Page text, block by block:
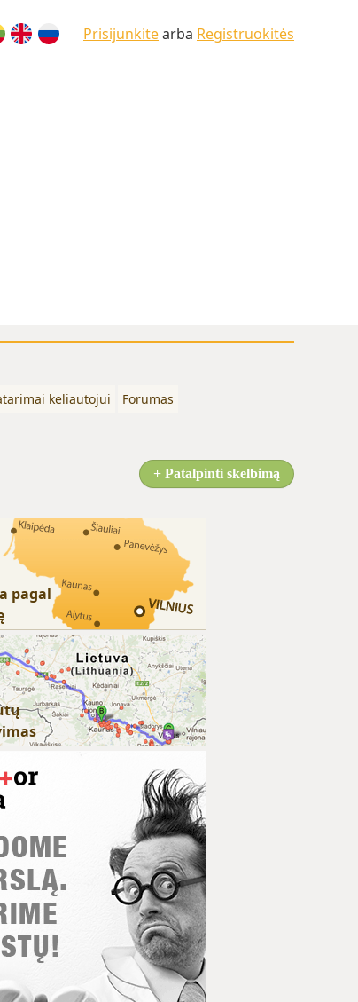
Prisijunkitearba Registruokitės
keliautojui
Forumas
+ Patalpinti skelbimą
pagal